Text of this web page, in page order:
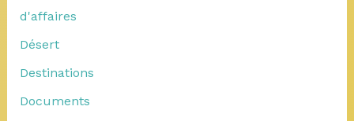
d'affaires
Désert
Destinations
Documents